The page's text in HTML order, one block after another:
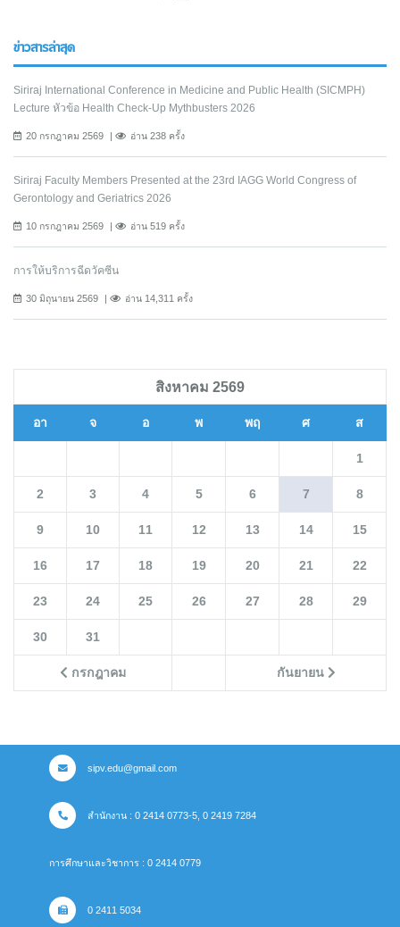
ข่าวสารล่าสุด
Siriraj International Conference in Medicine and Public Health (SICMPH)
Lecture หัวข้อ Health Check-Up Mythbusters 2026
20 กรกฎาคม 2569 อ่าน 238 ครั้ง
Siriraj Faculty Members Presented at the 23rd IAGG World Congress of
Gerontology and Geriatrics 2026
10 กรกฎาคม 2569 อ่าน 519 ครั้ง
การให้บริการฉีดวัคซีน
30 มิถุนายน 2569 อ่าน 14,311 ครั้ง
สิงหาคม 2569
อา จ อ พ พฤ ศ ส
กรกฎาคม กันยายน
1
2 3 4 5 6 7 8
9 10 11 12 13 14 15
16 17 18 19 20 21 22
23 24 25 26 27 28 29
30 31
sipv.edu@gmail.com
สำนักงาน : 0 2414 0773-5, 0 2419 7284
การศึกษาและวิชาการ : 0 2414 0779
0 2411 5034